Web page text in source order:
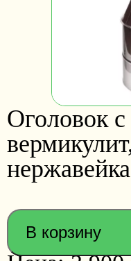
Оголовок
нержавейка
В корзину